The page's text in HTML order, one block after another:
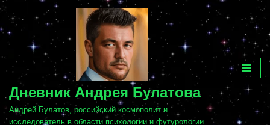
Перейти
к
содержимому
Дневник Андрея Булатова
Андрей Булатов, российский космополит и
исследователь в области психологии и футурологии